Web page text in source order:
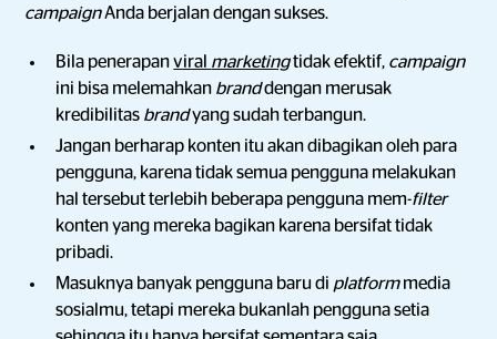
campaignAnda berjalan dengan sukses.
Bila penerapanviral marketingtidak efektif, campaign
ini bisa melemahkan branddengan merusak
kredibilitas brandyang sudah terbangun.
Jangan berharap konten itu akan dibagikan oleh para
pengguna, karena tidak semua pengguna melakukan
hal tersebut terlebih beberapa pengguna mem-filter
konten yang mereka bagikan karena bersifat tidak
pribadi.
Masuknya banyak pengguna baru di platformmedia
sosialmu, tetapi mereka bukanlah pengguna setia